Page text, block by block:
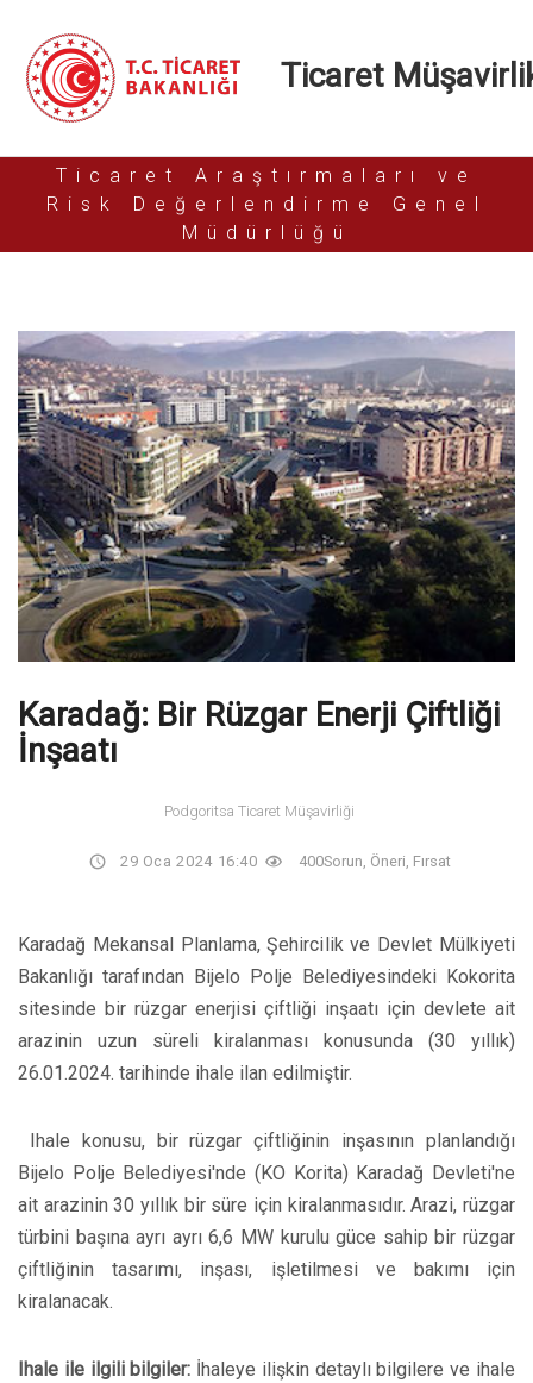
Ticaret
Ticaret Araştırmaları ve
Risk Değerlendirme Genel
Müdürlüğü
Karadağ: Bir Rüzgar Enerji Çiftliği
İnşaatı
Podgoritsa Ticaret Müşavirliği
29 Oca 2024 16:40 400Sorun, Öneri, Fırsat
Karadağ Mekansal Planlama, Şehircilik ve Devlet Mülkiyeti
Bakanlığı tarafından Bijelo Polje Belediyesindeki Kokorita
sitesinde bir rüzgar enerjisi çiftliği inşaatı için devlete ait
arazinin uzun süreli kiralanması konusunda (30 yıllık)
26.01.2024. tarihinde ihale ilan edilmiştir.
Ihale konusu, bir rüzgar çiftliğinin inşasının planlandığı
Bijelo Polje Belediyesi'nde (KO Korita) Karadağ Devleti'ne
ait arazinin 30 yıllık bir süre için kiralanmasıdır. Arazi, rüzgar
türbini başına ayrı ayrı 6,6 MW kurulu güce sahip bir rüzgar
çiftliğinin tasarımı, inşası, işletilmesi ve bakımı için
kiralanacak.
Ihale ile ilgili bilgiler: İhaleye ilişkin detaylı bilgilere ve ihale